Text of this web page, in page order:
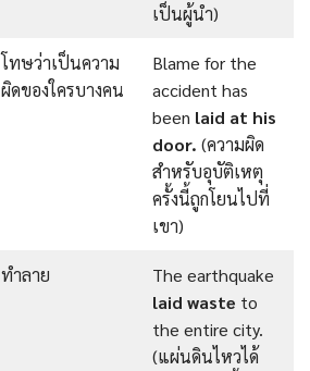
เป็นผู้นำ)
โทษว่าเป็นความ
ผิดของใครบางคน
Blame for the
accident has
been laid at his
door. (ความผิด
สำหรับอุบัติเหตุ
ครั้งนี้ถูกโยนไปที่
เขา)
ทำลาย
The earthquake
laid waste to
the entire city.
(แผ่นดินไหวได้